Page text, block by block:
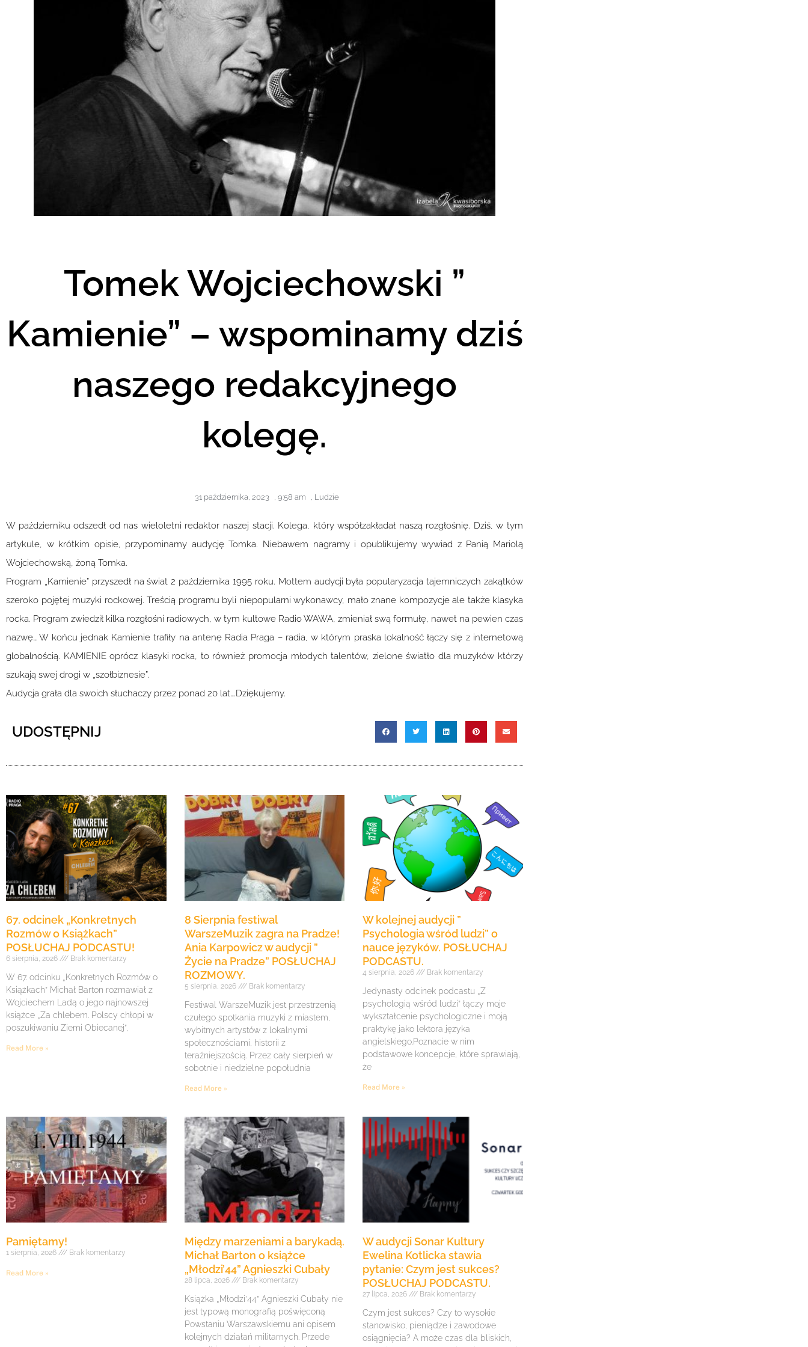
Tomek Wojciechowski ”
Kamienie” – wspominamy dziś
naszego redakcyjnego
kolegę.
31 października, 2023 , 9:58 am , Ludzie
W październiku odszedł od nas wieloletni redaktor naszej stacji. Kolega, który współzakładał naszą rozgłośnię. Dziś, w tym
artykule, w krótkim opisie, przypominamy audycję Tomka. Niebawem nagramy i opublikujemy wywiad z Panią Mariolą
Wojciechowską, żoną Tomka.
Program „Kamienie” przyszedł na świat 2 października 1995 roku. Mottem audycji była popularyzacja tajemniczych zakątków
szeroko pojętej muzyki rockowej. Treścią programu byli niepopularni wykonawcy, mało znane kompozycje ale także klasyka
rocka. Program zwiedził kilka rozgłośni radiowych, w tym kultowe Radio WAWA, zmieniał swą formułę, nawet na pewien czas
nazwę… W końcu jednak Kamienie trafiły na antenę Radia Praga – radia, w którym praska lokalność łączy się z internetową
globalnością. KAMIENIE oprócz klasyki rocka, to również promocja młodych talentów, zielone światło dla muzyków którzy
szukają swej drogi w „szołbiznesie”.
Audycja grała dla swoich słuchaczy przez ponad 20 lat….Dziękujemy.
UDOSTĘPNIJ
67. odcinek „Konkretnych
Rozmów o Książkach”
POSŁUCHAJ PODCASTU!
6 sierpnia, 2026 Brak komentarzy
W 67. odcinku „Konkretnych Rozmów o
Książkach” Michał Barton rozmawiał z
Wojciechem Ladą o jego najnowszej
książce „Za chlebem. Polscy chłopi w
poszukiwaniu Ziemi Obiecanej”,
Read More »
8 Sierpnia festiwal
WarszeMuzik zagra na Pradze!
Ania Karpowicz w audycji ”
Życie na Pradze” POSŁUCHAJ
ROZMOWY.
5 sierpnia, 2026 Brak komentarzy
Festiwal WarszeMuzik jest przestrzenią
czułego spotkania muzyki z miastem,
wybitnych artystów z lokalnymi
społecznościami, historii z
teraźniejszością. Przez cały sierpień w
sobotnie i niedzielne popołudnia
Read More »
W kolejnej audycji ”
Psychologia wśród ludzi” o
nauce języków. POSŁUCHAJ
PODCASTU.
4 sierpnia, 2026 Brak komentarzy
Jedynasty odcinek podcastu „Z
psychologią wśród ludzi” łączy moje
wykształcenie psychologiczne i moją
praktykę jako lektora języka
angielskiego.Poznacie w nim
podstawowe koncepcje, które sprawiają,
że
Read More »
Pamiętamy!
1 sierpnia, 2026 Brak komentarzy
Read More »
Między marzeniami a barykadą.
Michał Barton o książce
„Młodzi’44” Agnieszki Cubały
28 lipca, 2026 Brak komentarzy
Książka „Młodzi’44” Agnieszki Cubały nie
jest typową monografią poświęconą
Powstaniu Warszawskiemu ani opisem
kolejnych działań militarnych. Przede
W audycji Sonar Kultury
Ewelina Kotlicka stawia
pytanie: Czym jest sukces?
POSŁUCHAJ PODCASTU.
27 lipca, 2026 Brak komentarzy
Czym jest sukces? Czy to wysokie
stanowisko, pieniądze i zawodowe
osiągnięcia? A może czas dla bliskich,